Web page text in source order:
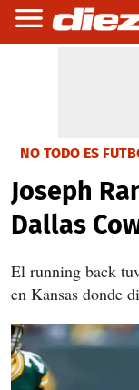
NO TODO ES
Joseph
Dallas
El running back
en Kansas donde